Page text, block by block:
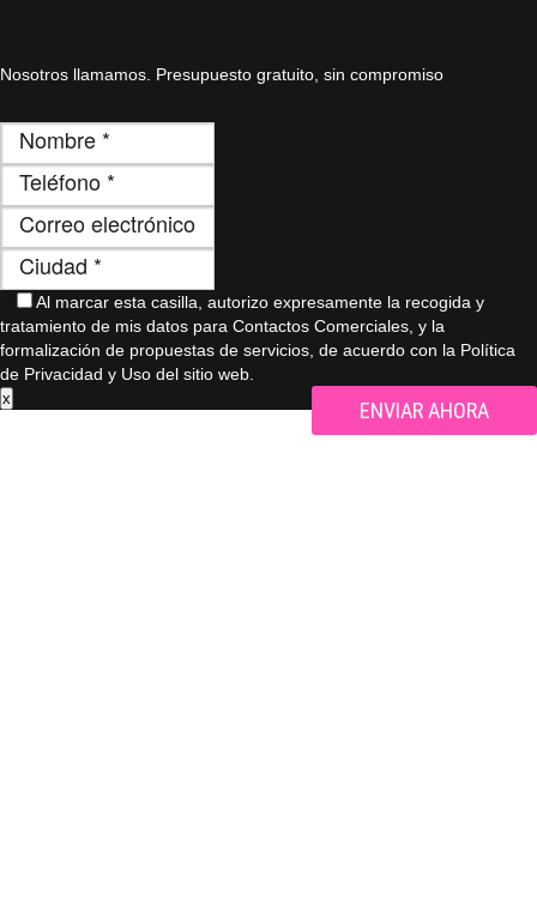
Nosotros llamamos. Presupuesto gratuito, sin compromiso
Al marcar esta casilla, autorizo ​​expresamente la recogida y
tratamiento de mis datos para Contactos Comerciales, y la
formalización de propuestas de servicios, de acuerdo con la Política
de Privacidad y Uso del sitio web.
x